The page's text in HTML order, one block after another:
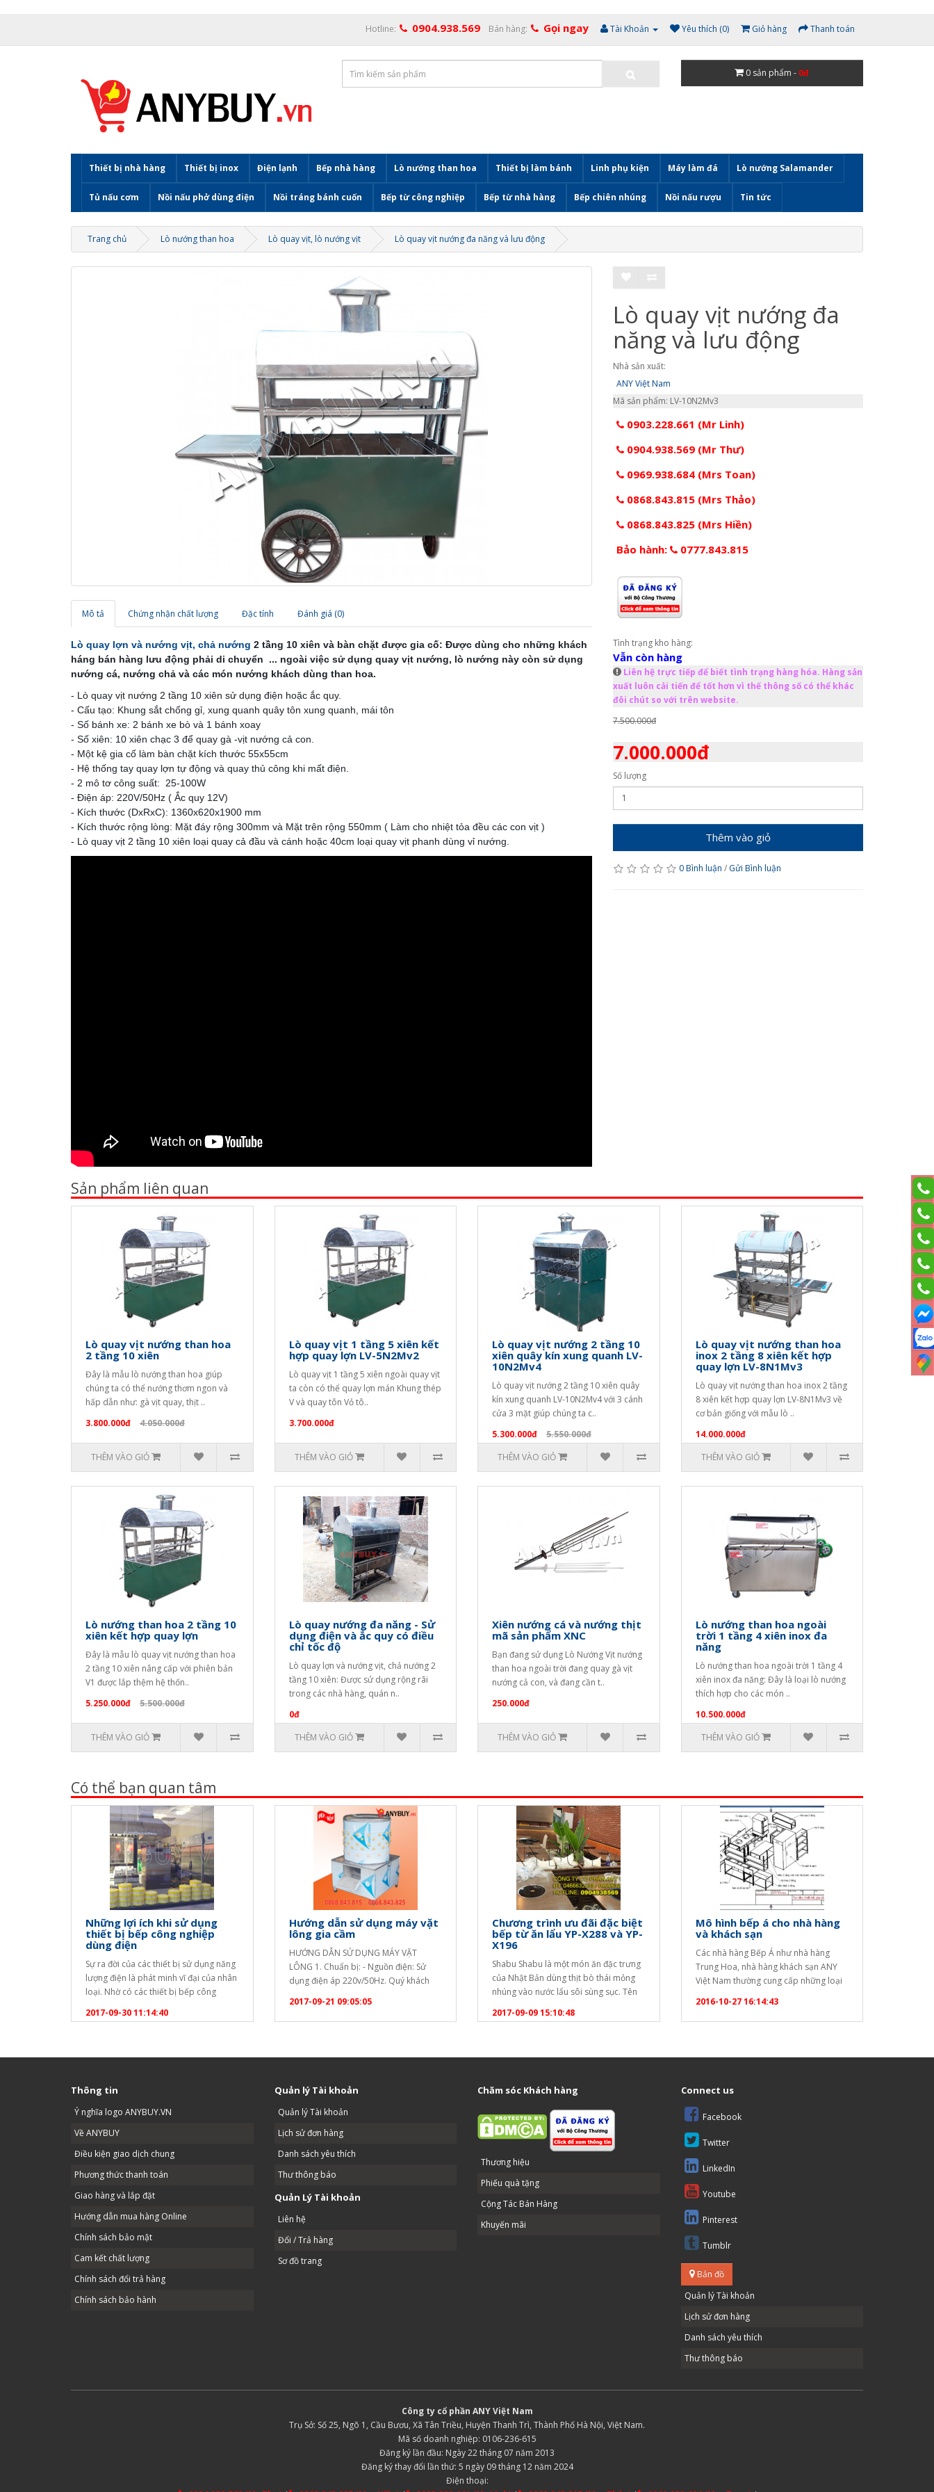
Hotline: 0904.938.569 Bán hàng: Gọi ngay Tài Khoản Yêu thích (0) Giỏ hàng Thanh toán
0 sản phẩm - 0đ
Thiết bị nhà hàng Thiết bị inox Điện lạnh Bếp nhà hàng Lò nướng than hoa Thiết bị làm bánh Linh phụ kiện Máy làm đá Lò nướng Salamander
Tủ nấu cơm Nồi nấu phở dùng điện Nồi tráng bánh cuốn Bếp từ công nghiệp Bếp từ nhà hàng Bếp chiên nhúng Nồi nấu rượu Tin tức
Trang chủ Lò nướng than hoa Lò quay vịt, lò nướng vịt Lò quay vịt nướng đa năng và lưu động
Mô tả Chứng nhận chất lượng Đặc tính Đánh giá (0)
Lò quay lợn và nướng vịt, chả nướng 2 tầng 10 xiên và bàn chặt được gia cố: Được dùng cho những khách
háng bán hàng lưu động phải di chuyển  ... ngoài việc sử dụng quay vịt nướng, lò nướng này còn sử dụng
nướng cá, nướng chả và các món nướng khách dùng than hoa.
- Lò quay vịt nướng 2 tầng 10 xiên sử dụng điện hoặc ắc quy.
- Cấu tạo: Khung sắt chống gỉ, xung quanh quây tôn xung quanh, mái tôn
- Số bánh xe: 2 bánh xe bò và 1 bánh xoay
- Số xiên: 10 xiên chạc 3 để quay gà -vịt nướng cả con.
- Một kệ gia cố làm bàn chặt kích thước 55x55cm
- Hệ thống tay quay lợn tự động và quay thủ công khi mất điện.
- 2 mô tơ công suất:  25-100W
- Điện áp: 220V/50Hz ( Ắc quy 12V)
- Kích thước (DxRxC): 1360x620x1900 mm
- Kích thước rộng lòng: Mặt đáy rộng 300mm và Mặt trên rộng 550mm ( Làm cho nhiệt tỏa đều các con vịt )
- Lò quay vịt 2 tầng 10 xiên loại quay cả đầu và cánh hoặc 40cm loại quay vịt phanh dùng vỉ nướng.
Lò quay vịt nướng đa
năng và lưu động
Nhà sản xuất:
ANY Việt Nam
Mã sản phẩm: LV-10N2Mv3
0903.228.661 (Mr Linh)
0904.938.569 (Mr Thư)
0969.938.684 (Mrs Toan)
0868.843.815 (Mrs Thảo)
0868.843.825 (Mrs Hiền)
Bảo hành:
0777.843.815
Tình trạng kho hàng:
Vẫn còn hàng
Liên hệ trực tiếp để biết tình trạng hàng hóa. Hàng sản
xuất luôn cải tiến để tốt hơn vì thế thông số có thể khác
đôi chút so với trên website.
7.500.000đ
7.000.000đ
Số lượng
Thêm vào giỏ
0 Bình luận / Gửi Bình luận
Sản phẩm liên quan
Lò quay vịt nướng than hoa
2 tầng 10 xiên
Đây là mẫu lò nướng than hoa giúp
chúng ta có thể nướng thơm ngon và
hấp dẫn như: gà vịt quay, thịt ..
3.800.000đ
4.050.000đ
THÊM VÀO GIỎ
Lò quay vịt 1 tầng 5 xiên kết
hợp quay lợn LV-5N2Mv2
Lò quay vịt 1 tầng 5 xiên ngoài quay vịt
ta còn có thể quay lợn mán Khung thép
V và quay tôn Vỏ tô..
3.700.000đ
THÊM VÀO GIỎ
Lò quay vịt nướng 2 tầng 10
xiên quây kín xung quanh LV-
10N2Mv4
Lò quay vịt nướng 2 tầng 10 xiên quây
kín xung quanh LV-10N2Mv4 với 3 cánh
cửa 3 mặt giúp chúng ta c..
5.300.000đ
5.550.000đ
THÊM VÀO GIỎ
Lò quay vịt nướng than hoa
inox 2 tầng 8 xiên kết hợp
quay lợn LV-8N1Mv3
Lò quay vịt nướng than hoa inox 2 tầng
8 xiên kết hợp quay lợn LV-8N1Mv3 về
cơ bản giống với mẫu lò ..
14.000.000đ
THÊM VÀO GIỎ
Lò nướng than hoa 2 tầng 10
xiên kết hợp quay lợn
Đây là mẫu lò quay vịt nướng than hoa
2 tầng 10 xiên nâng cấp với phiên bản
V1 được lắp thệm hệ thốn..
5.250.000đ
5.500.000đ
THÊM VÀO GIỎ
Lò quay nướng đa năng - Sử
dụng điện và ắc quy có điều
chỉ tốc độ
Lò quay lợn và nướng vịt, chả nướng 2
tầng 10 xiên: Được sử dụng rộng rãi
trong các nhà hàng, quán n..
0đ
THÊM VÀO GIỎ
Xiên nướng cá và nướng thịt
mã sản phẩm XNC
Bạn đang sử dụng Lò Nướng Vịt nướng
than hoa ngoài trời đang quay gà vịt
nướng cả con, và đang cần t..
250.000đ
THÊM VÀO GIỎ
Lò nướng than hoa ngoài
trời 1 tầng 4 xiên inox đa
năng
Lò nướng than hoa ngoài trời 1 tầng 4
xiên inox đa năng: Đây là loại lò nướng
thích hợp cho các món ..
10.500.000đ
THÊM VÀO GIỎ
Có thể bạn quan tâm
Những lợi ích khi sử dụng
thiết bị bếp công nghiệp
dùng điện
Sự ra đời của các thiết bị sử dụng năng
lượng điện là phát minh vĩ đại của nhân
loại. Nhờ có các thiết bị bếp công
bảo vệ môi trường, an toàn và tiết
2017-09-30 11:14:40
Hướng dẫn sử dụng máy vặt
lông gia cầm
HƯỚNG DẪN SỬ DỤNG MÁY VẶT
LÔNG 1. Chuẩn bị: - Nguồn điện: Sử
dụng điện áp 220v/50Hz. Quý khách
dùng để bật/tắt khi vận hành. Để đảm
bảo an toàn, quý khách nên chuẩn bị
2017-09-21 09:05:05
Chương trình ưu đãi đặc biệt
bếp từ ăn lẩu YP-X288 và YP-
X196
Shabu Shabu là một món ăn đặc trưng
của Nhật Bản dùng thịt bò thái mỏng
nhúng vào nước lẩu sôi sùng sục. Tên
bắt nguồn từ những âm thanh phát ra
2017-09-09 15:10:48
Mô hình bếp á cho nhà hàng
và khách sạn
Các nhà hàng Bếp Á như nhà hàng
Trung Hoa, nhà hàng khách sạn ANY
Việt Nam thường cung cấp những loại
như bếp xào, bếp hầm, tủ hấp hải
sản, tủ nấu cơm công nghiệp, các thiết
2016-10-27 16:14:43
Thông tin
Ý nghĩa logo ANYBUY.VN
Về ANYBUY
Điều kiện giao dịch chung
Phương thức thanh toán
Giao hàng và lắp đặt
Hướng dẫn mua hàng Online
Chính sách bảo mật
Cam kết chất lượng
Chính sách đổi trả hàng
Chính sách bảo hành
Quản lý Tài khoản
Quản lý Tài khoản
Lịch sử đơn hàng
Danh sách yêu thích
Thư thông báo
Quản Lý Tài khoản
Liên hệ
Đổi / Trả hàng
Sơ đồ trang
Chăm sóc Khách hàng
Thương hiệu
Phiếu quà tặng
Cộng Tác Bán Hàng
Khuyến mãi
Connect us
Facebook
Twitter
LinkedIn
Youtube
Pinterest
Tumblr
Bản đồ
Quản lý Tài khoản
Lịch sử đơn hàng
Danh sách yêu thích
Thư thông báo
Công ty cổ phần ANY Việt Nam
Trụ Sở: Số 25, Ngõ 1, Cầu Bươu, Xã Tân Triều, Huyện Thanh Trì, Thành Phố Hà Nội, Việt Nam.
Mã số doanh nghiệp: 0106-236-615
Đăng ký lần đầu: Ngày 22 tháng 07 năm 2013
Đăng ký thay đổi lần thứ: 5 ngày 09 tháng 12 năm 2024
Điện thoại: